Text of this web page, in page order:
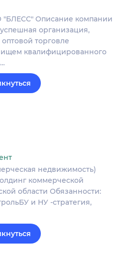
Описание компании
организация,
торговле
квалифицированного
недвижимость)
коммерческой
области Обязанности:
и НУ -стратегия,